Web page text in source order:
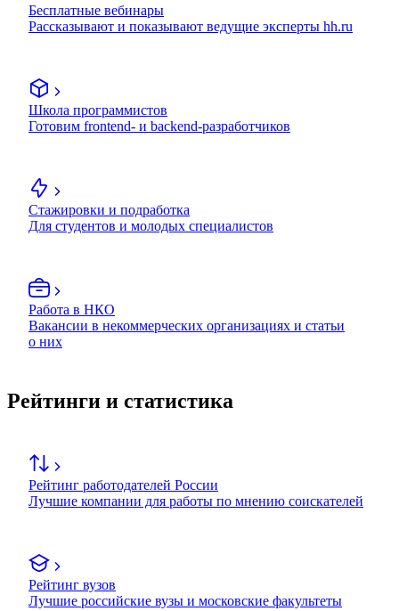
Бесплатные вебинары
Рассказывают и показывают ведущие эксперты hh.ru
Школа программистов
Готовим frontend- и backend-разработчиков
Стажировки и подработка
Для студентов и молодых специалистов
Работа в НКО
Вакансии в некоммерческих организациях и статьи
о них
Рейтинги и статистика
Рейтинг работодателей России
Лучшие компании для работы по мнению соискателей
Рейтинг вузов
Лучшие российские вузы и московские факультеты